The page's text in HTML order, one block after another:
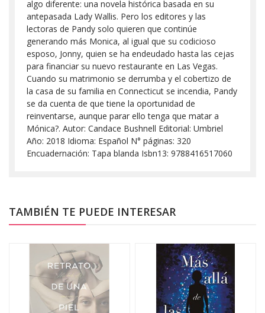
algo diferente: una novela histórica basada en su
antepasada Lady Wallis. Pero los editores y las
lectoras de Pandy solo quieren que continúe
generando más Monica, al igual que su codicioso
esposo, Jonny, quien se ha endeudado hasta las cejas
para financiar su nuevo restaurante en Las Vegas.
Cuando su matrimonio se derrumba y el cobertizo de
la casa de su familia en Connecticut se incendia, Pandy
se da cuenta de que tiene la oportunidad de
reinventarse, aunque parar ello tenga que matar a
Mónica?. Autor: Candace Bushnell Editorial: Umbriel
Año: 2018 Idioma: Español N° páginas: 320
Encuadernación: Tapa blanda Isbn13: 9788416517060
TAMBIÉN TE PUEDE INTERESAR